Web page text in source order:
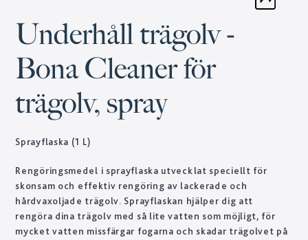
Underhåll trägolv -
Bona Cleaner för
trägolv, spray
Sprayflaska (1 L)
Rengöringsmedel i sprayflaska utvecklat speciellt för
skonsam och effektiv rengöring av lackerade och
hårdvaxoljade trägolv. Sprayflaskan hjälper dig att
rengöra dina trägolv med så lite vatten som möjligt, för
mycket vatten missfärgar fogarna och skadar trägolvet på